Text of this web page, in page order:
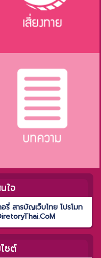
ใจ
รี่ สารบัญเว็บไทย โปรโมท
ซต์